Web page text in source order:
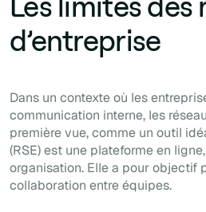
d’entreprise
Dans un contexte où les
communication interne, les
première vue, comme un outil
(RSE) est une plateforme en
organisation. Elle a pour
collaboration entre équipes.